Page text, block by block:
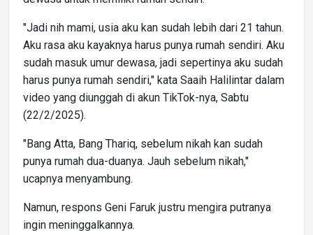
"Jadi nih mami, usia aku kan sudah lebih dari 21 tahun.
Aku rasa aku kayaknya harus punya rumah sendiri. Aku
sudah masuk umur dewasa, jadi sepertinya aku sudah
harus punya rumah sendiri," kata Saaih Halilintar dalam
video yang diunggah di akun TikTok-nya, Sabtu
(22/2/2025).
"Bang Atta, Bang Thariq, sebelum nikah kan sudah
punya rumah dua-duanya. Jauh sebelum nikah,"
ucapnya menyambung.
Namun, respons Geni Faruk justru mengira putranya
ingin meninggalkannya.